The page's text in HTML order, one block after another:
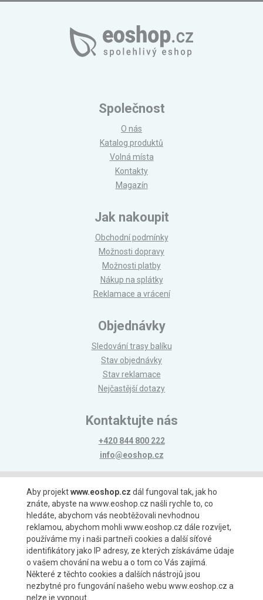
Společnost
O nás
Katalog produktů
Volná místa
Kontakty
Magazín
Jak nakoupit
Obchodní podmínky
Možnosti dopravy
Možnosti platby
Nákup na splátky
Reklamace a vrácení
Objednávky
Sledování trasy balíku
Stav objednávky
Stav reklamace
Nejčastější dotazy
Kontaktujte nás
+420 844 800 222
info@eoshop.cz
Možnosti platby
Možnosti dopravy
Aby projektwww.eoshop.cz dál fungoval tak, jak ho
znáte, abyste na www.eoshop.cz našli rychle to, co
hledáte, abychom vás neobtěžovali nevhodnou
reklamou, abychom mohli www.eoshop.cz dále rozvíjet,
používáme my i naši partneři cookies a další síťové
identifikátory jako IP adresy, ze kterých získáváme údaje
o vašem chování na webu a o tom co Vás zajímá.
Některé z těchto cookies a dalších nástrojů jsou
nezbytné pro fungování našeho webu www.eoshop.cz a
nelze je vypnout.